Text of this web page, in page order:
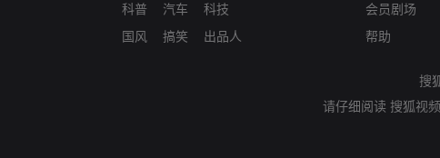
科普
国风
汽车
搞笑
科技
出品人
会员剧场
帮助
搜
请仔细阅读 搜狐视